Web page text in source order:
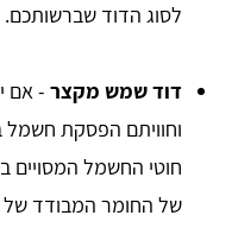
לסוג הדוד שברשותכם.
דוד שמש מקצר - אם
וחוויתם הפסקת
חוטי החשמל המסויים
של החומר המבודד